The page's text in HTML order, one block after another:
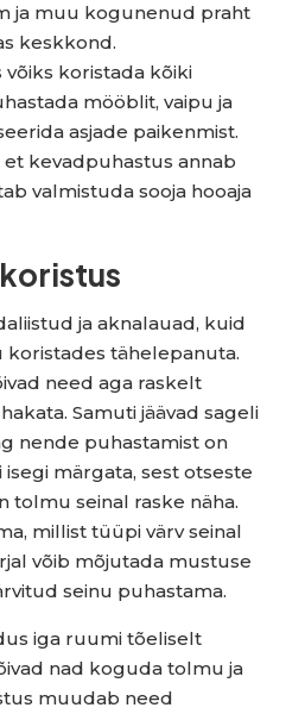
ja muu kogunenud praht
keskkond.
koristada kõiki
mööblit, vaipu ja
asjade paikenmist.
kevadpuhastus annab
valmistuda sooja hooaja
ja aknalauad, kuid
koristades tähelepanuta.
need aga raskelt
Samuti jäävad sageli
nende puhastamist on
märgata, sest otseste
seinal raske näha.
millist tüüpi värv seinal
võib mõjutada mustuse
seinu puhastama.
iga ruumi tõeliselt
nad koguda tolmu ja
muudab need